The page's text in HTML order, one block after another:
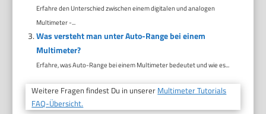
Erfahre den Unterschied zwischen einem digitalen und analogen
Multimeter -...
Was versteht man unter Auto-Range bei einem
Multimeter?
Erfahre, was Auto-Range bei einem Multimeter bedeutet und wie es...
Weitere Fragen findest Du in unserer Multimeter Tutorials
FAQ-Übersicht.